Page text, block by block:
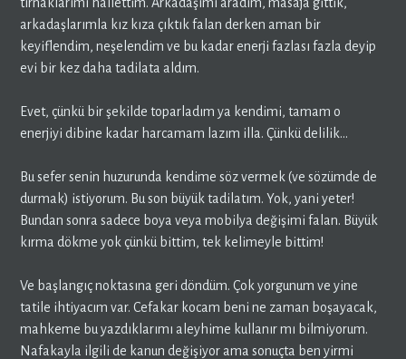
arkadaşlarımla kız kıza çıktık falan derken aman bir
keyiflendim, neşelendim ve bu kadar enerji fazlası fazla deyip
evi bir kez daha tadilata aldım.
Evet, çünkü bir şekilde toparladım ya kendimi, tamam o
enerjiyi dibine kadar harcamam lazım illa. Çünkü delilik…
Bu sefer senin huzurunda kendime söz vermek (ve sözümde de
durmak) istiyorum. Bu son büyük tadilatım. Yok, yani yeter!
Bundan sonra sadece boya veya mobilya değişimi falan. Büyük
kırma dökme yok çünkü bittim, tek kelimeyle bittim!
Ve başlangıç noktasına geri döndüm. Çok yorgunum ve yine
tatile ihtiyacım var. Cefakar kocam beni ne zaman boşayacak,
mahkeme bu yazdıklarımı aleyhime kullanır mı bilmiyorum.
Nafakayla ilgili de kanun değişiyor ama sonuçta ben yirmi